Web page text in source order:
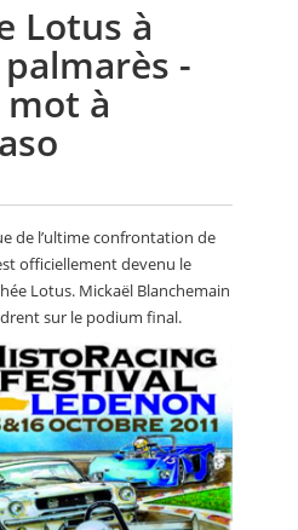
Lotus à
-
à
de l’ultime confrontation de
officiellement devenu le
Lotus. Mickaël Blanchemain
sur le podium final.